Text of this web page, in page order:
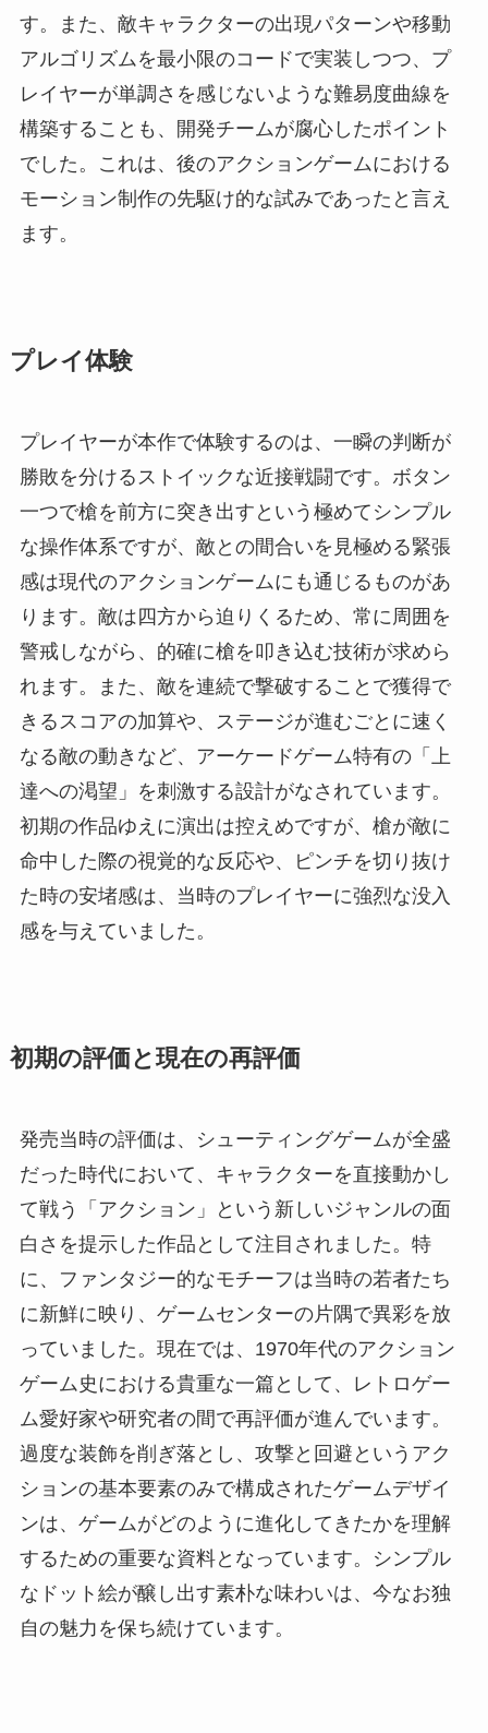
す。また、敵キャラクターの出現パターンや移動
アルゴリズムを最小限のコードで実装しつつ、プ
レイヤーが単調さを感じないような難易度曲線を
構築することも、開発チームが腐心したポイント
でした。これは、後のアクションゲームにおける
モーション制作の先駆け的な試みであったと言え
ます。
プレイ体験
プレイヤーが本作で体験するのは、一瞬の判断が
勝敗を分けるストイックな近接戦闘です。ボタン
一つで槍を前方に突き出すという極めてシンプル
な操作体系ですが、敵との間合いを見極める緊張
感は現代のアクションゲームにも通じるものがあ
ります。敵は四方から迫りくるため、常に周囲を
警戒しながら、的確に槍を叩き込む技術が求めら
れます。また、敵を連続で撃破することで獲得で
きるスコアの加算や、ステージが進むごとに速く
なる敵の動きなど、アーケードゲーム特有の「上
達への渇望」を刺激する設計がなされています。
初期の作品ゆえに演出は控えめですが、槍が敵に
命中した際の視覚的な反応や、ピンチを切り抜け
た時の安堵感は、当時のプレイヤーに強烈な没入
感を与えていました。
初期の評価と現在の再評価
発売当時の評価は、シューティングゲームが全盛
だった時代において、キャラクターを直接動かし
て戦う「アクション」という新しいジャンルの面
白さを提示した作品として注目されました。特
に、ファンタジー的なモチーフは当時の若者たち
に新鮮に映り、ゲームセンターの片隅で異彩を放
っていました。現在では、1970年代のアクション
ゲーム史における貴重な一篇として、レトロゲー
ム愛好家や研究者の間で再評価が進んでいます。
過度な装飾を削ぎ落とし、攻撃と回避というアク
ションの基本要素のみで構成されたゲームデザイ
ンは、ゲームがどのように進化してきたかを理解
するための重要な資料となっています。シンプル
なドット絵が醸し出す素朴な味わいは、今なお独
自の魅力を保ち続けています。